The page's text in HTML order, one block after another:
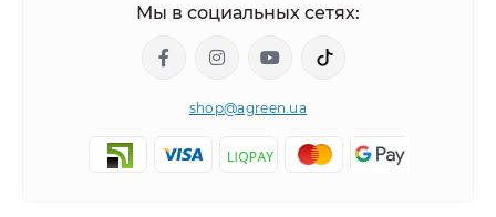
Мы в социальных сетях:
shop@agreen.ua